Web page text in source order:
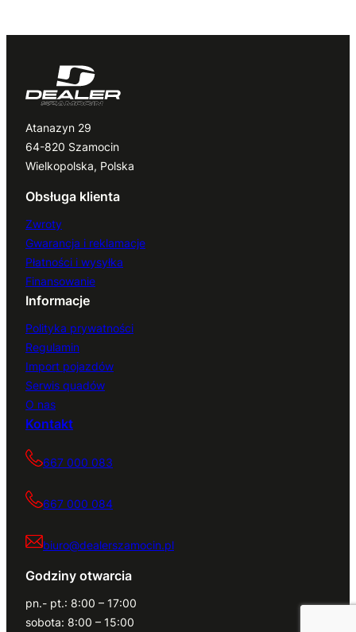
Atanazyn 29
64-820 Szamocin
Wielkopolska, Polska
Obsługa klienta
Zwroty
Gwarancja i reklamacje
Płatności i wysyłka
Finansowanie
Informacje
Polityka prywatności
Regulamin
Import pojazdów
Serwis quadów
O nas
Kontakt
667 000 083
667 000 084
biuro@dealerszamocin.pl
Godziny otwarcia
pn.- pt.: 8:00 – 17:00
sobota: 8:00 – 15:00